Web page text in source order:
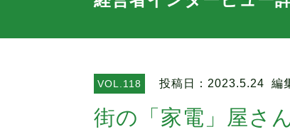
VOL.118 投稿日：2023.5.24 編
街の「家電」屋さ